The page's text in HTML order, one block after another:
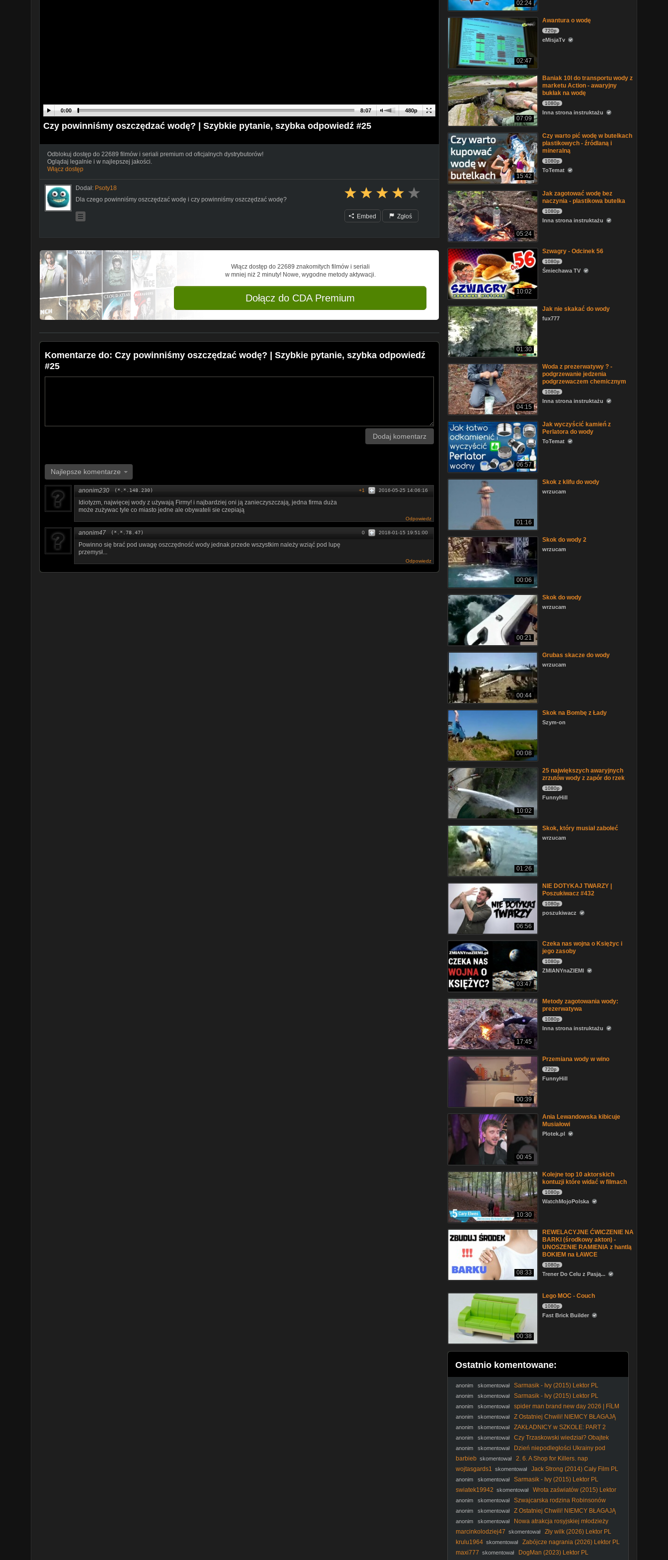
480p
0:00 8:07
Czy powinniśmy oszczędzać wodę? | Szybkie pytanie, szybka odpowiedź #25
Odblokuj dostęp do 22689 filmów i seriali premium od oficjalnych dystrybutorów!
Oglądaj legalnie i w najlepszej jakości.
Włącz dostęp
Dodał: Psoty18
Dla czego powinniśmy oszczędzać wodę i czy powinniśmy oszczędzać wodę?
Embed Zgłoś
Włącz dostęp do 22689 znakomitych filmów i seriali
w mniej niż 2 minuty! Nowe, wygodne metody aktywacji.
Dołącz do CDA Premium
Komentarze do: Czy powinniśmy oszczędzać wodę? | Szybkie pytanie, szybka odpowiedź
#25
Dodaj komentarz
Najlepsze komentarze
anonim230 (*.*.148.230) 2016-05-25 14:06:16
+1
Idiotyzm, najwięcej wody z używają Firmy! i najbardziej oni ją zanieczyszczają, jedna firma duża
może zużywac tyle co miasto jedne ale obywateli sie czepiają
Odpowiedz
anonim47 (*.*.78.47) 2018-01-15 19:51:00
0
Powinno się brać pod uwagę oszczędność wody jednak przede wszystkim należy wziąć pod lupę
przemysł...
Odpowiedz
02:24
02:47
Awantura o wodę
720p
eMisjaTv
07:09
Baniak 10l do transportu wody z
marketu Action - awaryjny
bukłak na wodę
1080p
Inna strona instruktażu
15:42
Czy warto pić wodę w butelkach
plastikowych - źródlaną i
mineralną
1080p
ToTemat
05:24
Jak zagotować wodę bez
naczynia - plastikowa butelka
1080p
Inna strona instruktażu
10:02
Szwagry - Odcinek 56
1080p
Śmiechawa TV
01:30
Jak nie skakać do wody
fux777
04:15
Woda z prezerwatywy ? -
podgrzewanie jedzenia
podgrzewaczem chemicznym
1080p
Inna strona instruktażu
06:57
Jak wyczyścić kamień z
Perlatora do wody
ToTemat
01:16
Skok z klifu do wody
wrzucam
00:06
Skok do wody 2
wrzucam
00:21
Skok do wody
wrzucam
00:44
Grubas skacze do wody
wrzucam
00:08
Skok na Bombę z Łady
Szym-on
10:02
25 największych awaryjnych
zrzutów wody z zapór do rzek
1080p
FunnyHill
01:26
Skok, który musiał zaboleć
wrzucam
06:56
NIE DOTYKAJ TWARZY |
Poszukiwacz #432
1080p
poszukiwacz
03:47
Czeka nas wojna o Księżyc i
jego zasoby
1080p
ZMIANYnaZIEMI
17:45
Metody zagotowania wody:
prezerwatywa
1080p
Inna strona instruktażu
00:39
Przemiana wody w wino
720p
FunnyHill
00:45
Ania Lewandowska kibicuje
Musiałowi
Plotek.pl
10:30
Kolejne top 10 aktorskich
kontuzji które widać w filmach
1080p
WatchMojoPolska
08:33
REWELACYJNE ĆWICZENIE NA
BARKI (środkowy akton) -
UNOSZENIE RAMIENIA z hantlą
BOKIEM na ŁAWCE
1080p
Trener Do Celu z Pasją...
00:38
Lego MOC - Couch
1080p
Fast Brick Builder
Ostatnio komentowane:
anonim skomentował Sarmasik - Ivy (2015) Lektor PL
anonim skomentował Sarmasik - Ivy (2015) Lektor PL
anonim skomentował
spider man brand new day 2026 | FỉLM
W OPỉSỉE
anonim skomentował
Z Ostatniej Chwili! NIEMCY BŁAGAJĄ
Unię o Blokadę Polskiego WYDOBYCIA! Co TRZEBA
anonim skomentował ZAKŁADNICY w SZKOLE: PART 2
anonim skomentował
Czy Trzaskowski wiedział? Obajtek
ujawnia nowe fakty!
anonim skomentował
Dzień niepodległości Ukrainy pod
patronatem Rafała Trzaskowskiego.
barbieb skomentował
2. 6. A Shop for Killers. nap
wojtasgards1 skomentował Jack Strong (2014) Cały Film PL
anonim skomentował
Sarmasik - Ivy (2015) Lektor PL
swiatek19942 skomentował
Wrota zaświatów (2015) Lektor
anonim skomentował
Szwajcarska rodzina Robinsonów
1960 lektor pl
anonim skomentował
Z Ostatniej Chwili! NIEMCY BŁAGAJĄ
Unię o Blokadę Polskiego WYDOBYCIA! Co TRZEBA
anonim skomentował
Nowa atrakcja rosyjskiej młodzieży
marcinkolodziej47 skomentował
Zły wilk (2026) Lektor PL
krulu1964 skomentował
Zabójcze nagrania (2026) Lektor PL
maxi777 skomentował
DogMan (2023) Lektor PL